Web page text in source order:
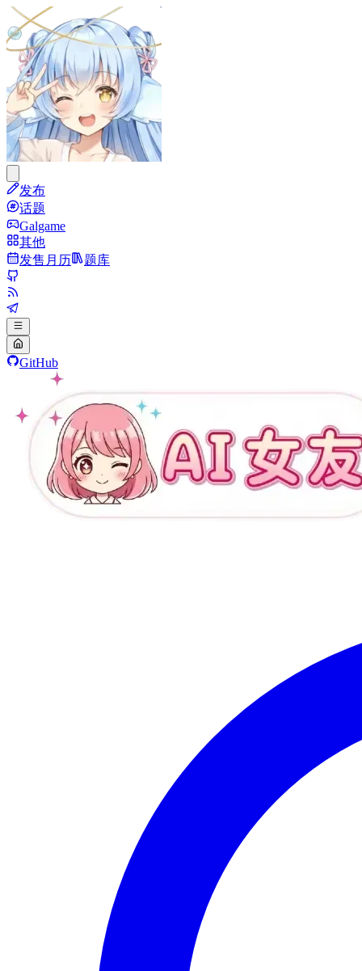
发布
话题
Galgame
其他
发售月历
题库
GitHub